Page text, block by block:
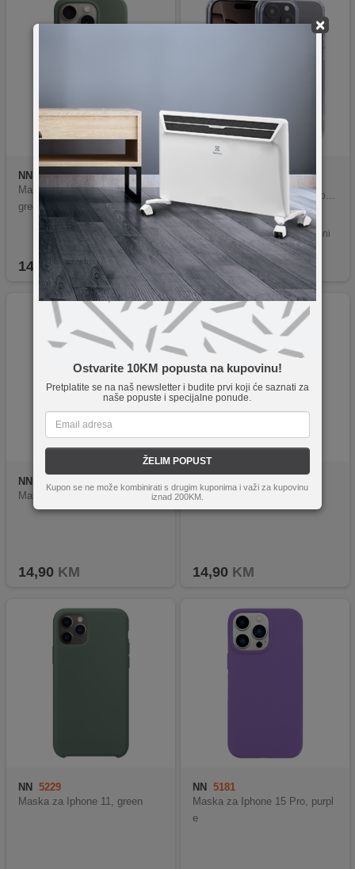
×
Ostvarite 10KM popusta na kupovinu!
Pretplatite se na naš newsletter i budite prvi koji će saznati za
naše popuste i specijalne ponude.
ŽELIM POPUST
Kupon se ne može kombinirati s drugim kuponima i važi za kupovinu
iznad 200KM.
NN
5177
Maska za Iphone 15 Pro Max ,
green
14,90KM
TPU Phone Case
Transparenta maska za iPhone 16 Pro
Precizna mjesta za rupe
Adekvatno štiti uređaje
Sve tipke i portovi su dostupni
Akrilni materijal, netoksičan i bez ukusa
19,90KM
NN
5182
Maska za Iphone 15 Pro, pink
14,90 KM
NN
4921
Maska za Iphone 15, black
14,90 KM
NN
5229
Maska za Iphone 11, green
NN
5181
Maska za Iphone 15 Pro, purpl
e